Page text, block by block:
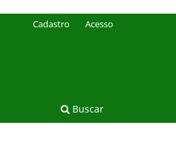
Buscar
Cadastro Acesso